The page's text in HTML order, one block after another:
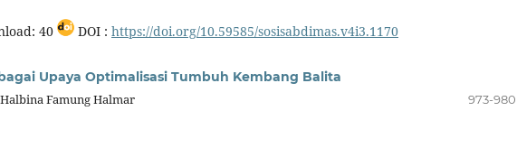
40 DOI : https://doi.org/10.59585/sosisabdimas.v4i3.1170
Upaya Optimalisasi Tumbuh Kembang Balita
Famung Halmar
973-980